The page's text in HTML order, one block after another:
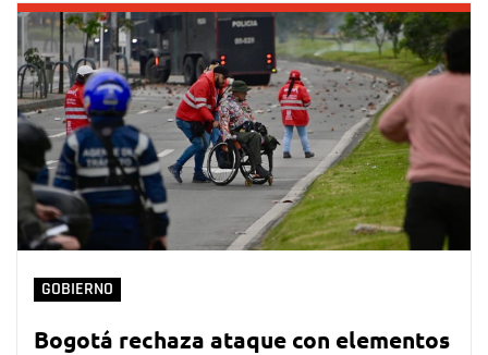
GOBIERNO
Bogotá rechaza ataque con elementos